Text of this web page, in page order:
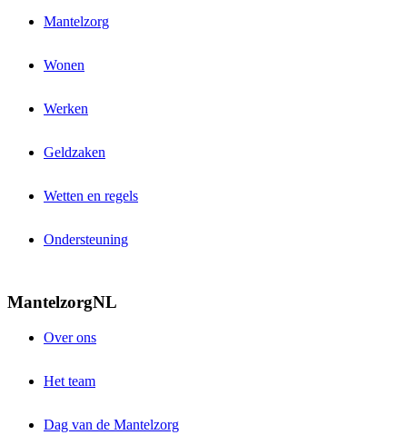
Mantelzorg
Wonen
Werken
Geldzaken
Wetten en regels
Ondersteuning
MantelzorgNL
Over ons
Het team
Dag van de Mantelzorg